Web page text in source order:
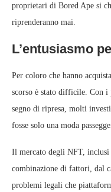
proprietari di Bored Ape si
riprenderanno mai.
L’entusiasmo
Per coloro che hanno
scorso è stato difficile. Con i
segno di ripresa, molti
fosse solo una moda
Il mercato degli NFT, inclusi
combinazione di fattori, dal
problemi legali che